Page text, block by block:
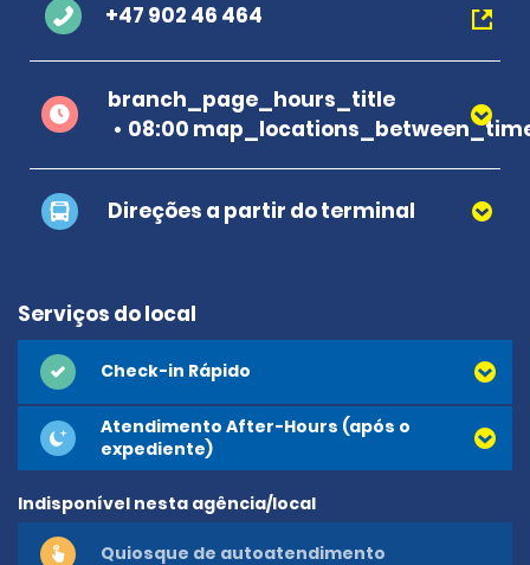
+47 902 46 464
branch_page_hours_title
08:00
Direções a partir do terminal
Serviços do local
Check-in Rápido
Atendimento After-Hours (após o
expediente)
Indisponível nesta agência/local
Quiosque de autoatendimento